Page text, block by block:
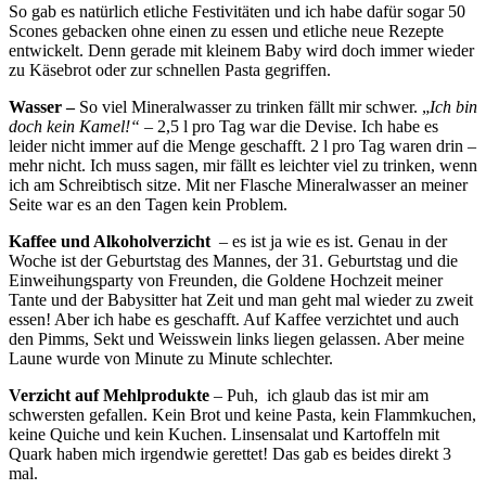
So gab es natürlich etliche Festivitäten und ich habe dafür sogar 50
Scones gebacken ohne einen zu essen und etliche neue Rezepte
entwickelt. Denn gerade mit kleinem Baby wird doch immer wieder
zu Käsebrot oder zur schnellen Pasta gegriffen.
Wasser –So viel Mineralwasser zu trinken fällt mir schwer. „Ich bin
doch kein Kamel!“ – 2,5 l pro Tag war die Devise. Ich habe es
leider nicht immer auf die Menge geschafft. 2 l pro Tag waren drin –
mehr nicht. Ich muss sagen, mir fällt es leichter viel zu trinken, wenn
ich am Schreibtisch sitze. Mit ner Flasche Mineralwasser an meiner
Seite war es an den Tagen kein Problem.
Kaffee und Alkoholverzicht – es ist ja wie es ist. Genau in der
Woche ist der Geburtstag des Mannes, der 31. Geburtstag und die
Einweihungsparty von Freunden, die Goldene Hochzeit meiner
Tante und der Babysitter hat Zeit und man geht mal wieder zu zweit
essen! Aber ich habe es geschafft. Auf Kaffee verzichtet und auch
den Pimms, Sekt und Weisswein links liegen gelassen. Aber meine
Laune wurde von Minute zu Minute schlechter.
Verzicht auf Mehlprodukte – Puh, ich glaub das ist mir am
schwersten gefallen. Kein Brot und keine Pasta, kein Flammkuchen,
keine Quiche und kein Kuchen. Linsensalat und Kartoffeln mit
Quark haben mich irgendwie gerettet! Das gab es beides direkt 3
mal.